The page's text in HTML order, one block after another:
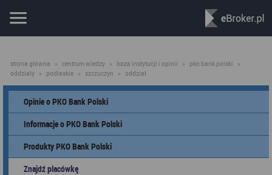
strona główna » centrum wiedzy » baza instytucji i opinii » pko bank polski
»
oddziały » podlaskie » szczuczyn » oddział
Opinie o PKO Bank Polski
Informacje o PKO Bank Polski
Produkty PKO Bank Polski
Znajdź placówkę